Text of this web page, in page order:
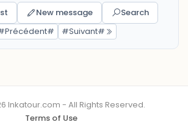
New message
Search
#Suivant#
Inkatour.com - All Rights Reserved.
Terms of Use